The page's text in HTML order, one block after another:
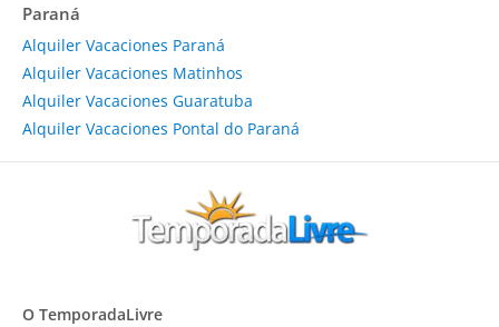
Paraná
Alquiler Vacaciones Paraná
Alquiler Vacaciones Matinhos
Alquiler Vacaciones Guaratuba
Alquiler Vacaciones Pontal do Paraná
O TemporadaLivre